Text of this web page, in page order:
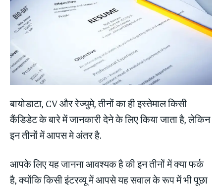
बायोडाटा, CV और रेज्‍युमे, तीनों का ही इस्‍तेमाल किसी
कैंडिडेट के बारे में जानकारी देने के लिए किया जाता है, लेकिन
इन तीनों में आपस मे अंतर है.
आपके लिए यह जानना आवश्यक है की इन तीनों में क्‍या फर्क
है, क्‍योंकि किसी इंटरव्‍यू में आपसे यह सवाल के रूप में भी पूछा